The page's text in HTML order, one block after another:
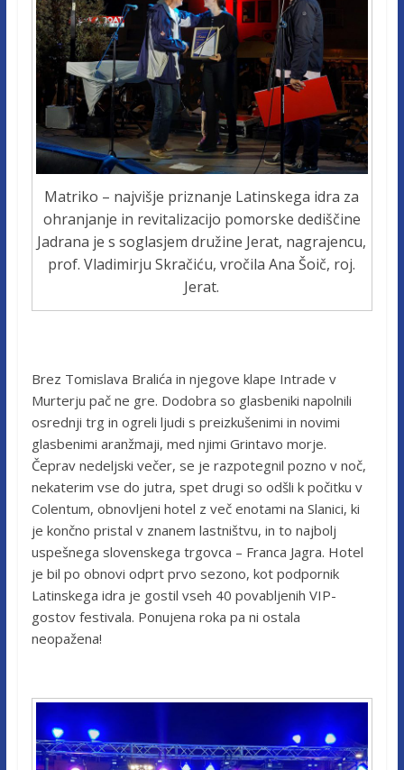
Matriko – najvišje priznanje Latinskega idra za
ohranjanje in revitalizacijo pomorske dediščine
Jadrana je s soglasjem družine Jerat, nagrajencu,
prof. Vladimirju Skračiću, vročila Ana Šoič, roj.
Jerat.
Brez Tomislava Bralića in njegove klape Intrade v
Murterju pač ne gre. Dodobra so glasbeniki napolnili
osrednji trg in ogreli ljudi s preizkušenimi in novimi
glasbenimi aranžmaji, med njimi Grintavo morje.
Čeprav nedeljski večer, se je razpotegnil pozno v noč,
nekaterim vse do jutra, spet drugi so odšli k počitku v
Colentum, obnovljeni hotel z več enotami na Slanici, ki
je končno pristal v znanem lastništvu, in to najbolj
uspešnega slovenskega trgovca – Franca Jagra. Hotel
je bil po obnovi odprt prvo sezono, kot podpornik
Latinskega idra je gostil vseh 40 povabljenih VIP-
gostov festivala. Ponujena roka pa ni ostala
neopažena!